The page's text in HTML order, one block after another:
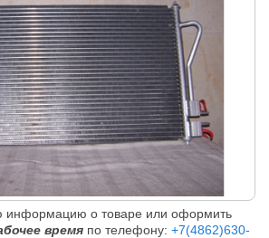
информацию о товаре или оформить
время по телефону: +7(4862)630-